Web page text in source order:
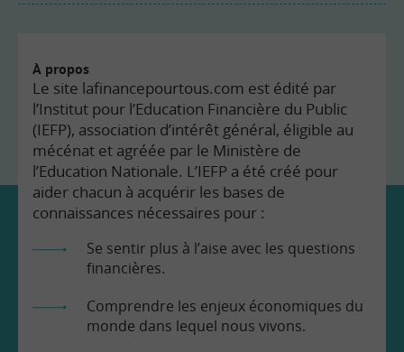
À propos
Le site lafinancepourtous.com est édité par
l’Institut pour l’Education Financière du Public
(IEFP), association d’intérêt général, éligible au
mécénat et agréée par le Ministère de
l’Education Nationale. L’IEFP a été créé pour
aider chacun à acquérir les bases de
connaissances nécessaires pour :
Se sentir plus à l’aise avec les questions
financières.
Comprendre les enjeux économiques du
monde dans lequel nous vivons.